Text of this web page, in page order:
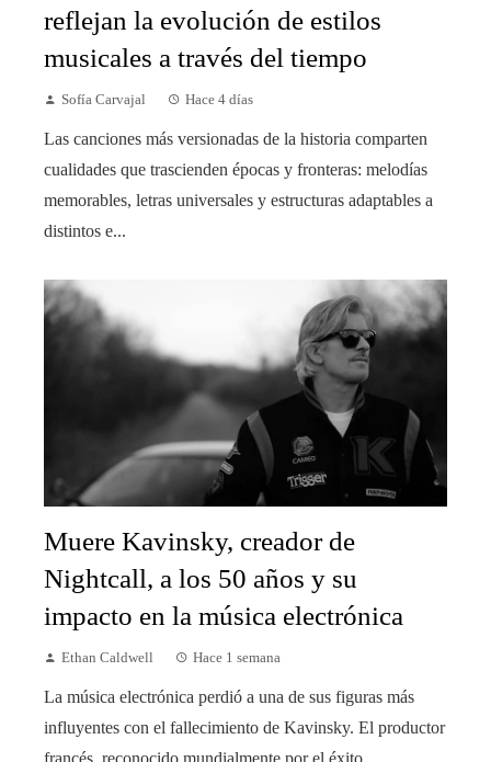
reflejan la evolución de estilos
musicales a través del tiempo
Sofía Carvajal Hace 4 días
Las canciones más versionadas de la historia comparten
cualidades que trascienden épocas y fronteras: melodías
memorables, letras universales y estructuras adaptables a
distintos e...
Muere Kavinsky, creador de
Nightcall, a los 50 años y su
impacto en la música electrónica
Ethan Caldwell Hace 1 semana
La música electrónica perdió a una de sus figuras más
influyentes con el fallecimiento de Kavinsky. El productor